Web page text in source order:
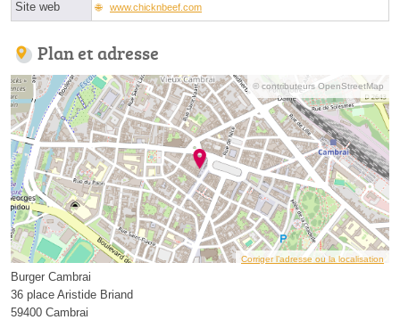
Site web www.chicknbeef.com
Plan et adresse
© contributeurs OpenStreetMap
Corriger l’adresse ou la localisation
Burger Cambrai
36 place Aristide Briand
59400 Cambrai